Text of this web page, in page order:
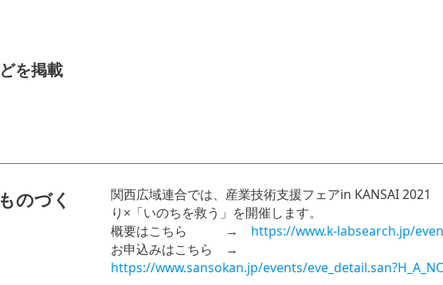
を掲載
のづく
関西広域連合では、産業技術支援フェアin KANSAI 2021
り×「いのちを救う」を開催します。
概要はこちら → https://www.k-labsearch.jp/
お申込みはこちら →
https://www.sansokan.jp/events/